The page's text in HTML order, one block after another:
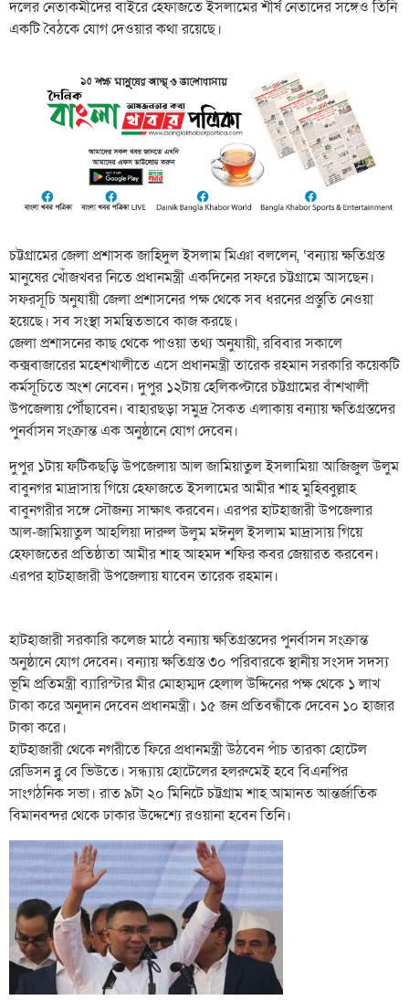
দলের নেতাকর্মীদের বাইরে হেফাজতে ইসলামের শীর্ষ নেতাদের সঙ্গেও তিনি
একটি বৈঠকে যোগ দেওয়ার কথা রয়েছে।
চট্টগ্রামের জেলা প্রশাসক জাহিদুল ইসলাম মিঞা বললেন, ‘বন্যায় ক্ষতিগ্রস্ত
মানুষের খোঁজখবর নিতে প্রধানমন্ত্রী একদিনের সফরে চট্টগ্রামে আসছেন।
সফরসূচি অনুযায়ী জেলা প্রশাসনের পক্ষ থেকে সব ধরনের প্রস্তুতি নেওয়া
হয়েছে। সব সংস্থা সমন্বিতভাবে কাজ করছে।
জেলা প্রশাসনের কাছ থেকে পাওয়া তথ্য অনুযায়ী, রবিবার সকালে
কক্সবাজারের মহেশখালীতে এসে প্রধানমন্ত্রী তারেক রহমান সরকারি কয়েকটি
কর্মসূচিতে অংশ নেবেন। দুপুর ১২টায় হেলিকপ্টারে চট্টগ্রামের বাঁশখালী
উপজেলায় পৌঁছাবেন। বাহারছড়া সমুদ্র সৈকত এলাকায় বন্যায় ক্ষতিগ্রস্তদের
পুনর্বাসন সংক্রান্ত এক অনুষ্ঠানে যোগ দেবেন।
দুপুর ১টায় ফটিকছড়ি উপজেলায় আল জামিয়াতুল ইসলামিয়া আজিজুল উলুম
বাবুনগর মাদ্রাসায় গিয়ে হেফাজতে ইসলামের আমীর শাহ মুহিব্বুল্লাহ
বাবুনগরীর সঙ্গে সৌজন্য সাক্ষাৎ করবেন। এরপর হাটহাজারী উপজেলার
আল-জামিয়াতুল আহলিয়া দারুল উলুম মঈনুল ইসলাম মাদ্রাসায় গিয়ে
হেফাজতের প্রতিষ্ঠাতা আমীর শাহ আহমদ শফির কবর জেয়ারত করবেন।
এরপর হাটহাজারী উপজেলায় যাবেন তারেক রহমান।
হাটহাজারী সরকারি কলেজ মাঠে বন্যায় ক্ষতিগ্রস্তদের পুনর্বাসন সংক্রান্ত
অনুষ্ঠানে যোগ দেবেন। বন্যায় ক্ষতিগ্রস্ত ৩০ পরিবারকে স্থানীয় সংসদ সদস্য
ভূমি প্রতিমন্ত্রী ব্যারিস্টার মীর মোহাম্মদ হেলাল উদ্দিনের পক্ষ থেকে ১ লাখ
টাকা করে অনুদান দেবেন প্রধানমন্ত্রী। ১৫ জন প্রতিবন্ধীকে দেবেন ১০ হাজার
টাকা করে।
হাটহাজারী থেকে নগরীতে ফিরে প্রধানমন্ত্রী উঠবেন পাঁচ তারকা হোটেল
রেডিসন ব্লু বে ভিউতে। সন্ধ্যায় হোটেলের হলরুমেই হবে বিএনপির
সাংগঠনিক সভা। রাত ৯টা ২০ মিনিটে চট্টগ্রাম শাহ আমানত আন্তর্জাতিক
বিমানবন্দর থেকে ঢাকার উদ্দেশ্যে রওয়ানা হবেন তিনি।